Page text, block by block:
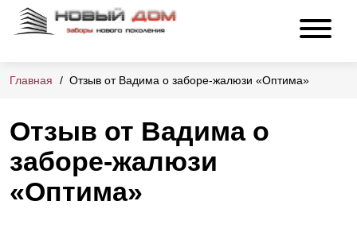
Главная Отзыв от Вадима о заборе-жалюзи «Оптима»
Отзыв от Вадима о
заборе-жалюзи
«Оптима»